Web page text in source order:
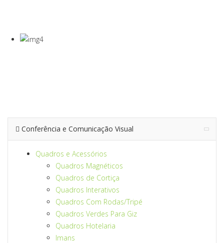
Conferência e Comunicação Visual
Quadros e Acessórios
Quadros Magnéticos
Quadros de Cortiça
Quadros Interativos
Quadros Com Rodas/Tripé
Quadros Verdes Para Giz
Quadros Hotelaria
Imans